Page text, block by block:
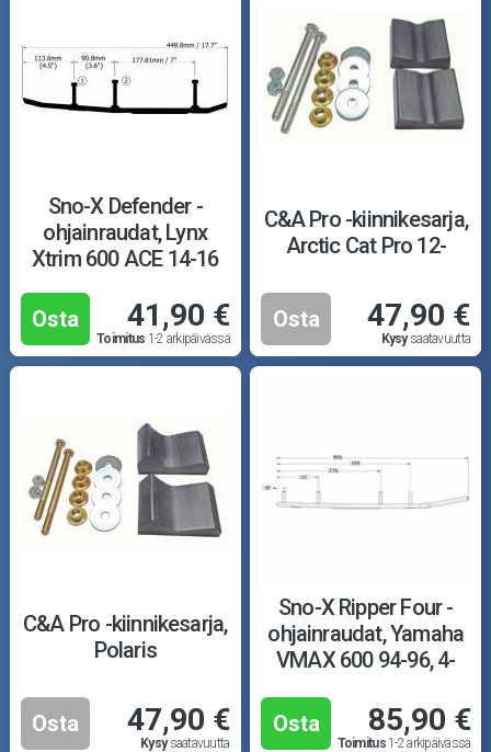
Sno-X Defender -
ohjainraudat, Lynx
Xtrim 600 ACE 14-16
Osta 41,90 €
Toimitus 1-2 arkipäivässä
C&A Pro -kiinnikesarja,
Arctic Cat Pro 12-
Osta 47,90 €
Kysysaatavuutta
C&A Pro -kiinnikesarja,
Polaris
Osta 47,90 €
Kysysaatavuutta
Sno-X Ripper Four -
ohjainraudat, Yamaha
VMAX 600 94-96, 4-
Osta
85,90 €
Toimitus1-2 arkipäivässä